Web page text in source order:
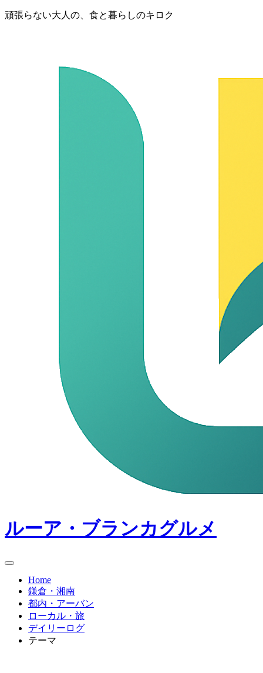
頑張らない大人の、食と暮らしのキロク
ルーア・ブランカグルメ
Home
鎌倉・湘南
都内・アーバン
ローカル・旅
デイリーログ
テーマ